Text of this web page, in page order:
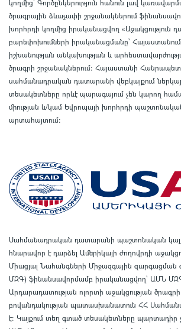
կողմից՝ Գործընկերություն հանուն լավ
ծրագրային ձևաչափի շրջանակներում
խորհրդի կողմից իրականացվող «Աջակցություն
բարեփոխումների իրականացմանը`
իշխանության անկախության և
ծրագրի շրջանակներում: Հայաստանի
սահմանադրական դատարանի վեբկայքում
տեսակետները որևէ պարագայում չեն կարող
միության և/կամ Եվրոպայի խորհրդի
արտահայտում:
Սահմանադրական դատարանի պաշտոնական
հնարավոր է դարձել Ամերիկայի ժողովրդի
Միացյալ Նահանգների Միջազգային զարգացման
ՄԶԳ) ֆինանսավորմամբ իրականացվող՝ ԱՄՆ
Արդարադատության ոլորտի աջակցության
բովանդակության պատասխանատուն ՀՀ
է: Կայքում տեղ գտած տեսակետները պարտադիր